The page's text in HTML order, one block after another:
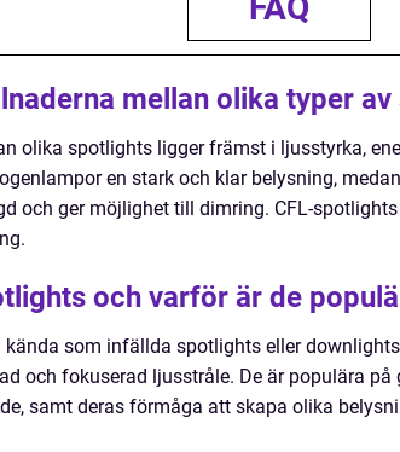
mellan olika typer
olika spotlights ligger främst i ljusstyrka,
en stark och klar belysning,
och ger möjlighet till dimring. CFL-
och varför är de
kända som infällda spotlights eller
och fokuserad ljusstråle. De är populära på
samt deras förmåga att skapa olika